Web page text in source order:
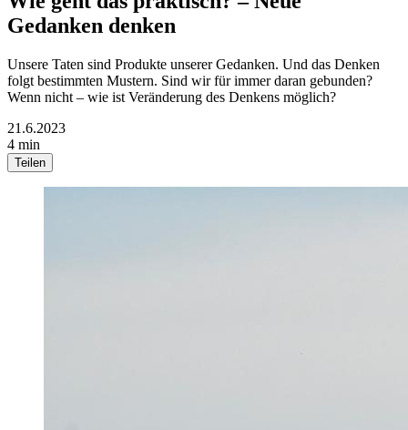
Gedanken denken
Unsere Taten sind Produkte unserer Gedanken. Und das Denken
folgt bestimmten Mustern. Sind wir für immer daran gebunden?
Wenn nicht – wie ist Veränderung des Denkens möglich?
21.6.2023
4 min
Teilen